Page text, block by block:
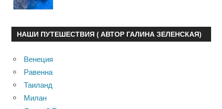
НАШИ ПУТЕШЕСТВИЯ ( АВТОР ГАЛИНА ЗЕЛЕНСКАЯ)
Венеция
Равенна
Таиланд
Милан